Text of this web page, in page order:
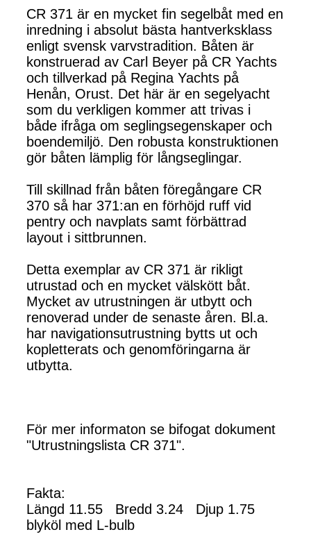
CR 371 är en mycket fin segelbåt med en
inredning i absolut bästa hantverksklass
enligt svensk varvstradition. Båten är
konstruerad av Carl Beyer på CR Yachts
och tillverkad på Regina Yachts på
Henån, Orust. Det här är en segelyacht
som du verkligen kommer att trivas i
både ifråga om seglingsegenskaper och
boendemiljö. Den robusta konstruktionen
gör båten lämplig för långseglingar.
Till skillnad från båten föregångare CR
370 så har 371:an en förhöjd ruff vid
pentry och navplats samt förbättrad
layout i sittbrunnen.
Detta exemplar av CR 371 är rikligt
utrustad och en mycket välskött båt.
Mycket av utrustningen är utbytt och
renoverad under de senaste åren. Bl.a.
har navigationsutrustning bytts ut och
kopletterats och genomföringarna är
utbytta.
För mer informaton se bifogat dokument
"Utrustningslista CR 371".
Fakta:
Längd 11.55 Bredd 3.24 Djup 1.75
blyköl med L-bulb